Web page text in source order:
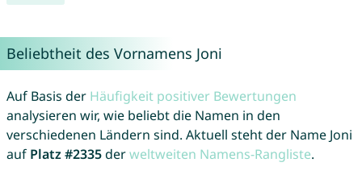
Beliebtheit des Vornamens Joni
Auf Basis der Häufigkeit positiver Bewertungen
analysieren wir, wie beliebt die Namen in den
verschiedenen Ländern sind. Aktuell steht der Name Joni
auf Platz #2335derweltweiten Namens-Rangliste.